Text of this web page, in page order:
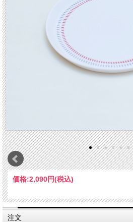
価格:2,090円(税込)
注文